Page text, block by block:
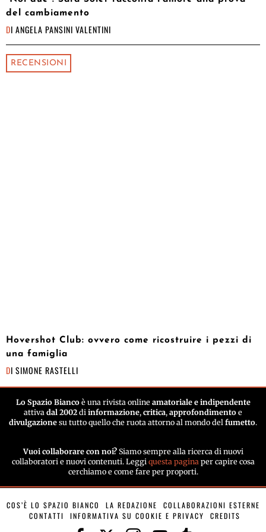
del cambiamento
DI ANGELA PANSINI VALENTINI
RECENSIONI
Hovershot Club: ovvero come ricostruire i pezzi di
una famiglia
DI SIMONE RASTELLI
Lo Spazio Biancoè una rivista online amatoriale e indipendente
attiva dal 2002 di informazione, critica, approfondimento e
divulgazione su tutto quello che ruota attorno al mondo del fumetto.
Vuoi collaborare con noi? Siamo sempre alla ricerca di nuovi
collaboratori e nuovi contenuti. Leggi questa pagina per capire cosa
cerchiamo e come fare per proporti.
COS’È LO SPAZIO BIANCO LA REDAZIONE
COLLABORAZIONI ESTERNE
CONTATTI
INFORMATIVA SU COOKIE E PRIVACY CREDITS